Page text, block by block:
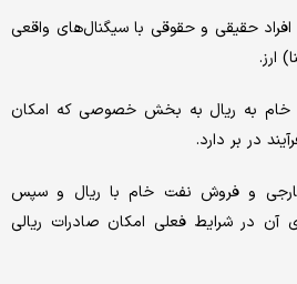
افراد حقیقی و حقوقی با سیگنال‌های واقعی
ارز.
خام به ریال به بخش خصوصی که امکان
در بر دارد.
و فروش نفت خام با ریال و سپس
آن در شرایط فعلی امکان صادرات ریالی